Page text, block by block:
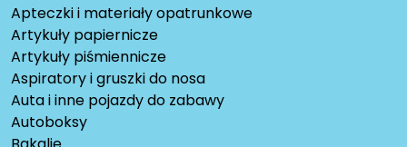
Apteczki i materiały opatrunkowe
Artykuły papiernicze
Artykuły piśmiennicze
Aspiratory i gruszki do nosa
Auta i inne pojazdy do zabawy
Autoboksy